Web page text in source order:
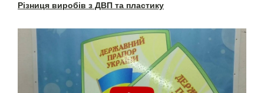
Різниця виробів з ДВП та пластику